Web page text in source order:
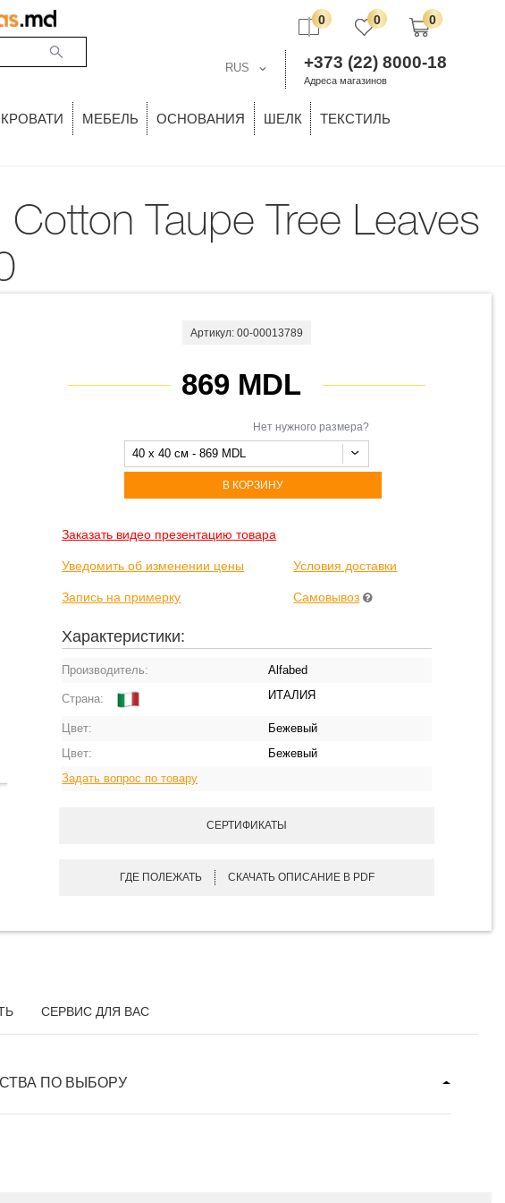
0
0
0
+373 (22) 8000-18
Адреса магазинов
RUS
КРОВАТИ МЕБЕЛЬ ОСНОВАНИЯ ШЕЛК ТЕКСТИЛЬ
Артикул: 00-00013789
869 MDL
Нет нужного размера?
40 x 40 см - 869 MDL
В КОРЗИНУ
Заказать видео презентацию товара
Уведомить об изменении цены Условия доставки
Запись на примерку Самовывоз
Характеристики:
Производитель: Alfabed
Страна: ИТАЛИЯ
Цвет:
Бежевый
Цвет:
Бежевый
Задать вопрос по товару
СЕРТИФИКАТЫ
ГДЕ ПОЛЕЖАТЬ СКАЧАТЬ ОПИСАНИЕ В PDF
СЕРВИС ДЛЯ ВАС
ПО ВЫБОРУ